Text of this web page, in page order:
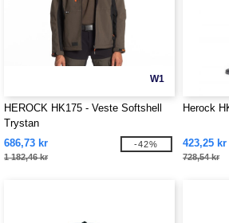
W1
HEROCK HK175 - Veste Softshell
Trystan
686,73 kr
1 182,46 kr
-42%
Herock
423,25 kr
728,54 kr